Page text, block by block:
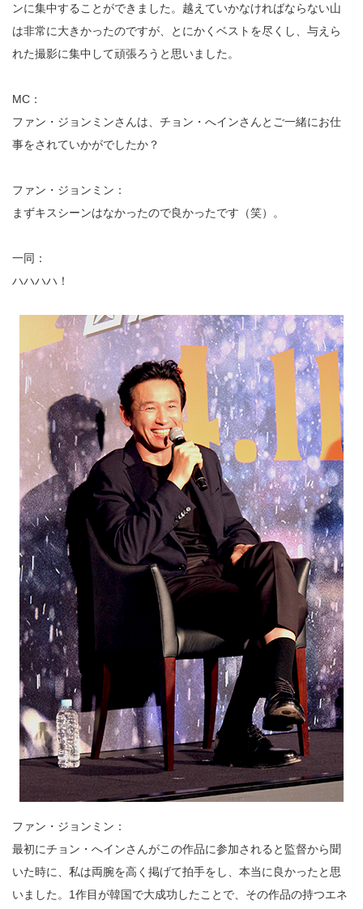
ンに集中することができました。越えていかなければならない山
は非常に大きかったのですが、とにかくベストを尽くし、与えら
れた撮影に集中して頑張ろうと思いました。
MC：
ファン・ジョンミンさんは、チョン・へインさんとご一緒にお仕
事をされていかがでしたか？
ファン・ジョンミン：
まずキスシーンはなかったので良かったです（笑）。
一同：
ハハハハ！
ファン・ジョンミン：
最初にチョン・へインさんがこの作品に参加されると監督から聞
いた時に、私は両腕を高く掲げて拍手をし、本当に良かったと思
いました。1作目が韓国で大成功したことで、その作品の持つエネ